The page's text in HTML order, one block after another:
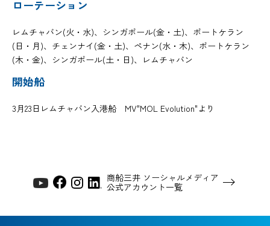
ローテーション
レムチャバン(火・水)、シンガポール(金・土)、ポートケラン
(日・月)、チェンナイ(金・土)、ペナン(水・木)、ポートケラン
(木・金)、シンガポール(土・日)、レムチャバン
開始船
3月23日レムチャバン入港船 MV"MOL Evolution"より
商船三井 ソーシャルメディア
公式アカウント一覧